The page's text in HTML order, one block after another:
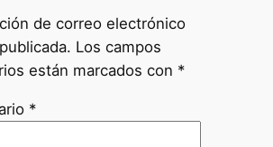
de correo electrónico
Los campos
están marcados con *
*